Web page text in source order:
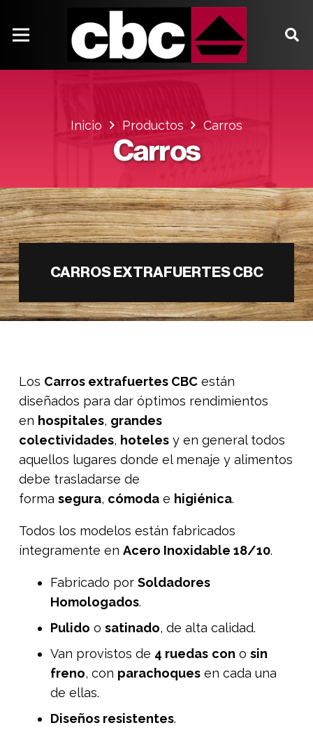
Inicio Productos Carros
Carros
CARROS EXTRAFUERTES CBC
Los Carros extrafuertes CBC están
diseñados para dar óptimos rendimientos
en hospitales, grandes
colectividades, hoteles y en general todos
aquellos lugares donde el menaje y alimentos
debe trasladarse de
forma segura, cómoda e higiénica.
Todos los modelos están fabricados
íntegramente en Acero Inoxidable 18/10.
Fabricado por Soldadores
Homologados.
Pulido o satinado, de alta calidad.
Van provistos de 4 ruedas con o sin
freno, con parachoques en cada una
de ellas.
Diseños resistentes.